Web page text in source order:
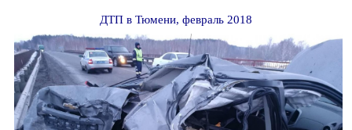
ДТП в Тюмени, февраль 2018